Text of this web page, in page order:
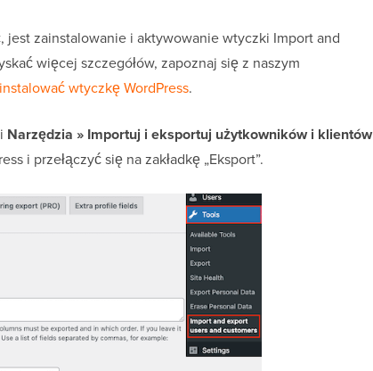
jest zainstalowanie i aktywowanie wtyczki Import and
więcej szczegółów, zapoznaj się z naszym
wtyczkę WordPress.
Narzędzia » Importuj i eksportuj użytkowników i klientów
i przełączyć się na zakładkę „Eksport”.